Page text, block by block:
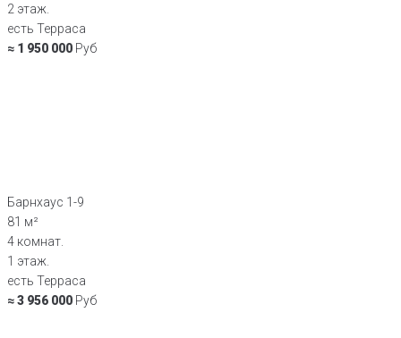
2 этаж.
есть Терраса
≈ 1 950 000 Руб
Барнхаус 1-9
81 м²
4 комнат.
1 этаж.
есть Терраса
≈ 3 956 000 Руб